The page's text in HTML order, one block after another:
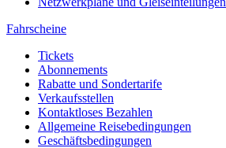
Fahrscheine
Tickets
Abonnements
Rabatte und Sondertarife
Verkaufsstellen
Kontaktloses Bezahlen
Allgemeine Reisebedingungen
Geschäftsbedingungen